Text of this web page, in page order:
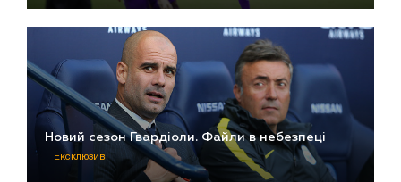
Новий сезон Гвардіоли. Файли в небезпеці
Ексклюзив